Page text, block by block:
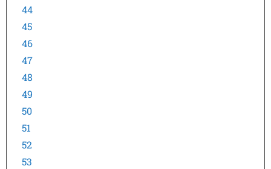
44
45
46
47
48
49
50
51
52
53